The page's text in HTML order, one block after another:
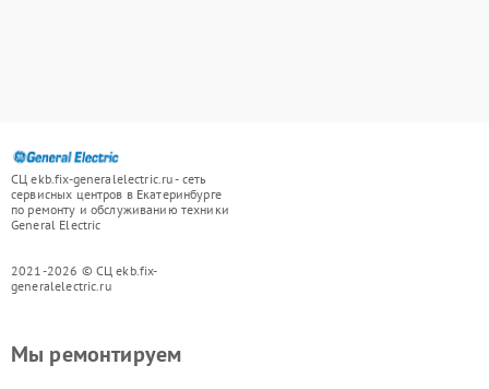
СЦ ekb.fix-generalelectric.ru - сеть
сервисных центров в Екатеринбурге
по ремонту и обслуживанию техники
General Electric
2021-2026 © СЦ ekb.fix-
generalelectric.ru
Мы ремонтируем